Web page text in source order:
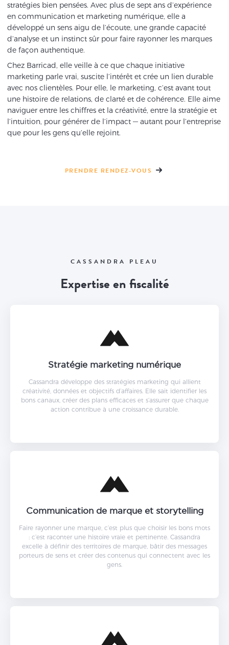
stratégies bien pensées. Avec plus de sept ans d’expérience
en communication et marketing numérique, elle a
développé un sens aigu de l’écoute, une grande capacité
d’analyse et un instinct sûr pour faire rayonner les marques
de façon authentique.
Chez Barricad, elle veille à ce que chaque initiative
marketing parle vrai, suscite l’intérêt et crée un lien durable
avec nos clientèles. Pour elle, le marketing, c’est avant tout
une histoire de relations, de clarté et de cohérence. Elle aime
naviguer entre les chiffres et la créativité, entre la stratégie et
l’intuition, pour générer de l’impact — autant pour l’entreprise
que pour les gens qu’elle rejoint.
PRENDRE RENDEZ-VOUS
CASSANDRA PLEAU
Expertise en fiscalité
Stratégie marketing numérique
Cassandra développe des stratégies marketing qui allient
créativité, données et objectifs d’affaires. Elle sait identifier les
bons canaux, créer des plans efficaces et s’assurer que chaque
action contribue à une croissance durable.
Communication de marque et storytelling
Faire rayonner une marque, c’est plus que choisir les bons mots
: c’est raconter une histoire vraie et pertinente. Cassandra
excelle à définir des territoires de marque, bâtir des messages
porteurs de sens et créer des contenus qui connectent avec les
gens.